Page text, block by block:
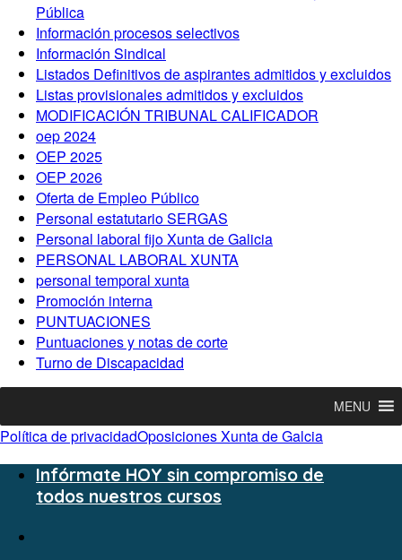
Pública
Información procesos selectivos
Información Sindical
Listados Definitivos de aspirantes admitidos y excluidos
Listas provisionales admitidos y excluidos
MODIFICACIÓN TRIBUNAL CALIFICADOR
oep 2024
OEP 2025
OEP 2026
Oferta de Empleo Público
Personal estatutario SERGAS
Personal laboral fijo Xunta de Galicia
PERSONAL LABORAL XUNTA
personal temporal xunta
Promoción interna
PUNTUACIONES
Puntuaciones y notas de corte
Turno de Discapacidad
MENU
Política de privacidadOposiciones Xunta de Galcia
Infórmate HOY sin compromiso de
todos nuestros cursos